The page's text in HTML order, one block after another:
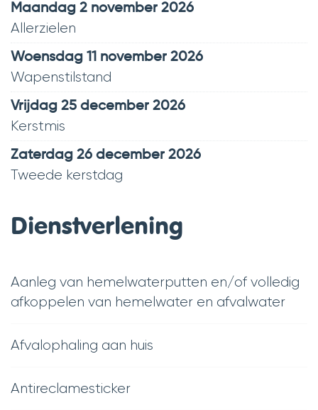
maandag 2 november 2026
Allerzielen
woensdag 11 november 2026
Wapenstilstand
vrijdag 25 december 2026
Kerstmis
zaterdag 26 december 2026
Tweede kerstdag
Dienstverlening
Aanleg van hemelwaterputten en/of volledig
afkoppelen van hemelwater en afvalwater
Afvalophaling aan huis
Antireclamesticker